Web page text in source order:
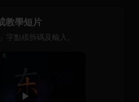
教學短片
字點樣拆碼及輸入。
▶